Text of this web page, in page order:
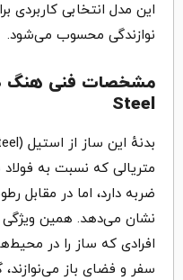
این مدل انتخابی کاربردی
نوازندگی محسوب می‌شود.
Steel
متریالی که نسبت به فولاد
ضربه دارد، اما در مقابل
نشان می‌دهد. همین
افرادی که ساز را در